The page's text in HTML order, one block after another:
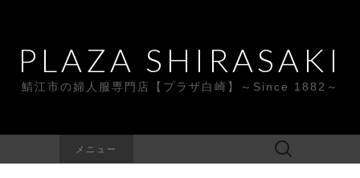
PLAZA SHIRASAKI
鯖江市の婦人服専門店【プラザ白崎】～Since 1882～
メニュー
検
索: